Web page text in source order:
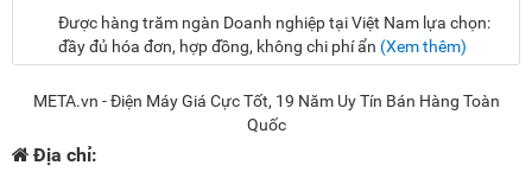
Được hàng trăm ngàn Doanh nghiệp tại Việt Nam lựa chọn:
đầy đủ hóa đơn, hợp đồng, không chi phí ẩn (Xem thêm)
META.vn - Điện Máy Giá Cực Tốt, 19 Năm Uy Tín Bán Hàng Toàn
Quốc
Địa chỉ: